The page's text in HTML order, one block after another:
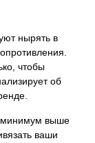
нырять в
чтобы
об
минимум выше
ваши